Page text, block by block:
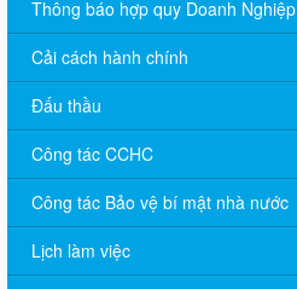
Thông báo hợp quy Doanh Nghiệp
Cải cách hành chính
Đấu thầu
Công tác CCHC
Công tác Bảo vệ bí mật nhà nước
Lịch làm việc